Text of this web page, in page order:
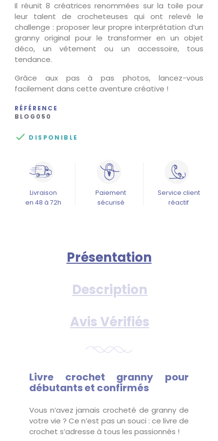
Il réunit 8 créatrices renommées sur la toile pour
leur talent de crocheteuses qui ont relevé le
challenge : proposer leur propre interprétation d’un
granny original pour le transformer en un objet
déco, un vêtement ou un accessoire, tous
tendance.
Grâce aux pas à pas photos, lancez-vous
facilement dans cette aventure créative !
RÉFÉRENCE
BLOG050
 DISPONIBLE
Livraison
en 48 à 72h
Paiement
sécurisé
Service client
réactif
Présentation
Description
Avis Vérifiés
Livre crochet granny pour
débutants et confirmés
Vous n’avez jamais crocheté de granny de
votre vie ? Ce n’est pas un souci : ce livre de
crochet s’adresse à tous les passionnés !